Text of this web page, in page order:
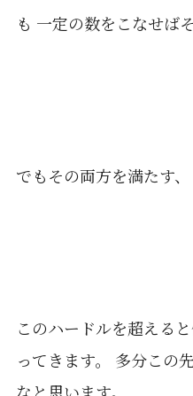
も 一定の数をこなせば
でもその両方を満たす
このハードルを超える
ってきます。 多分この